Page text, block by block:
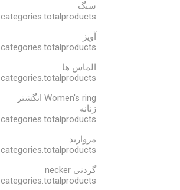
سنگ
categories.totalproducts
آویز
categories.totalproducts
الماس ها
categories.totalproducts
Women's ring انگشتر
زنانه
categories.totalproducts
مروارید
categories.totalproducts
گردنی necker
categories.totalproducts